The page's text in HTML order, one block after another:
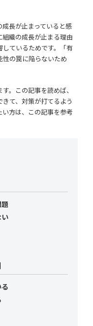
長が止まっていると感
織の成長が止まる理由
ているためです。「有
の罠に陥らないため
。この記事を読めば、
て、対策が打てるよう
方は、この記事を参考
い